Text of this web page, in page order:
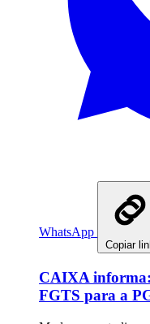
WhatsApp
Copiar
CAIXA
FGTS para a